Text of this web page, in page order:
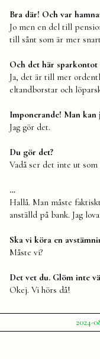
Bra där! Och var
Jo men en del till
till sånt som är mer
Och det här sparkontot
Ja, det är till mer
eltandborstar och
Imponerande! Man
Jag gör det.
Du gör det?
Vadå ser det inte ut som
…
Hallå. Man måste
anställd på bank. Jag
Ska vi köra en
Måste vi?
Det vet du. Glöm inte
Okej. Vi hörs då!
av
Julia
2024-